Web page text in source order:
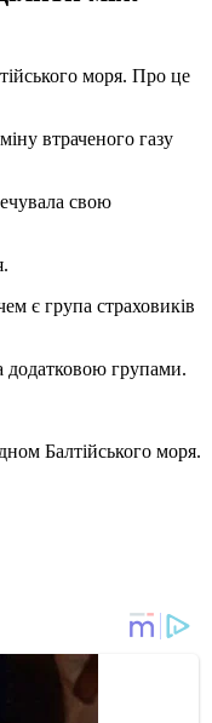
моря. Про це
втраченого газу
свою
є група страховиків
додатковою групами.
Балтійського моря.